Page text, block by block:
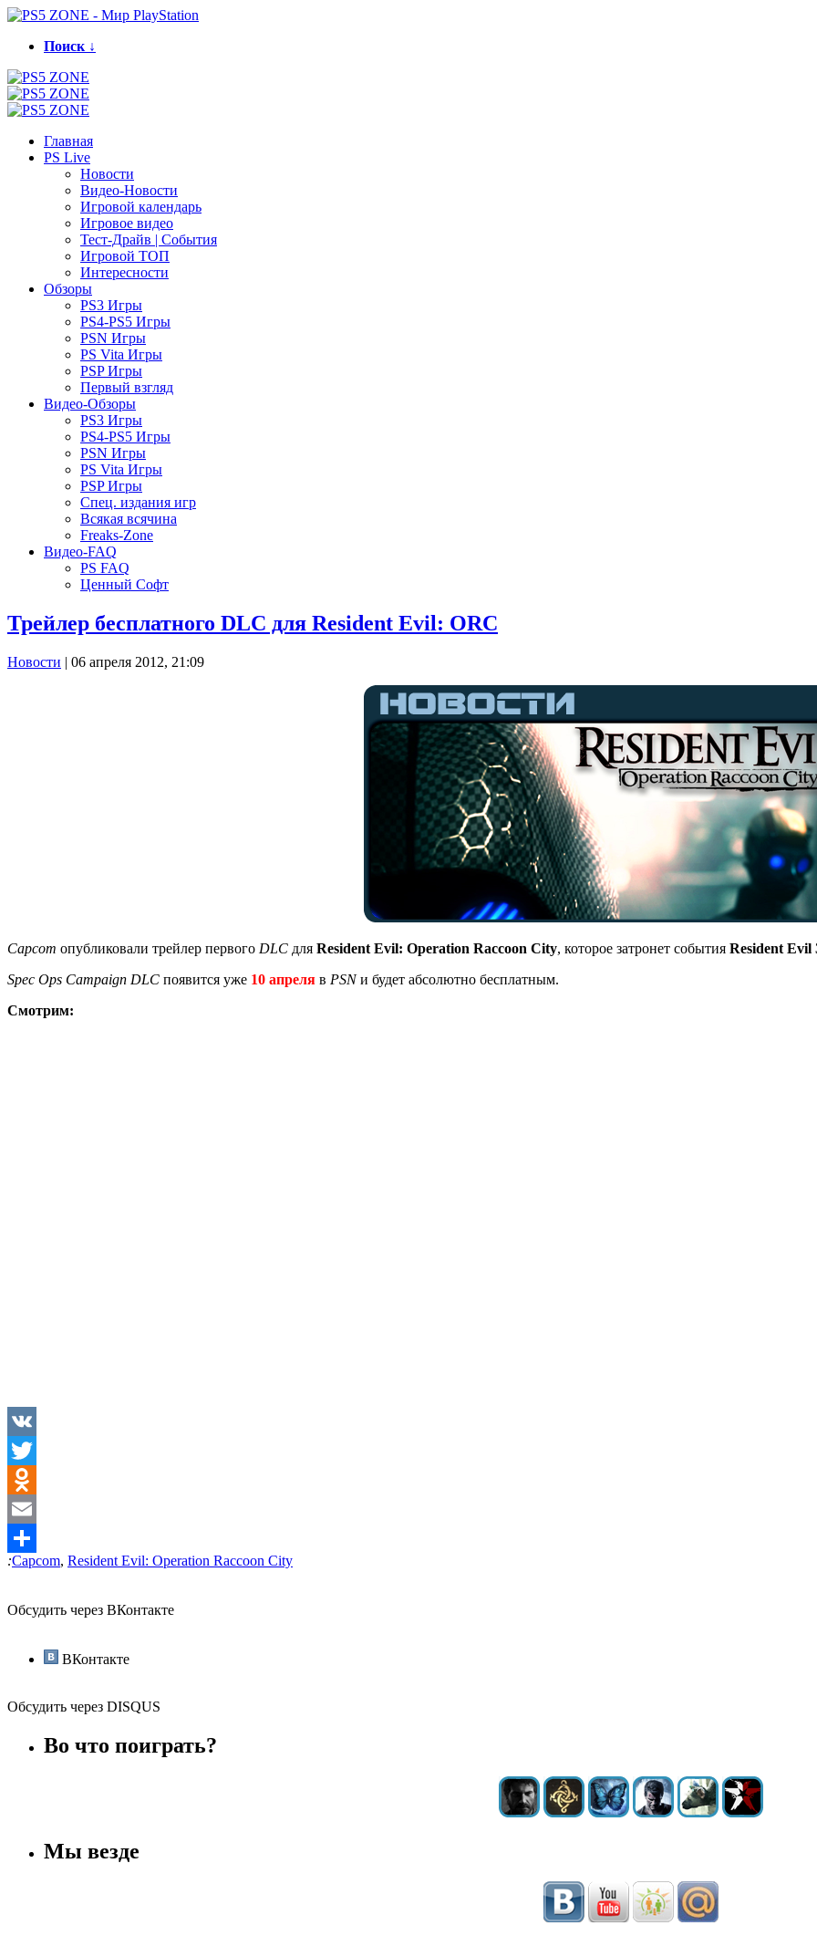
Поиск ↓
Главная
PS Live
Новости
Видео-Новости
Игровой календарь
Игровое видео
Тест-Драйв | События
Игровой ТОП
Интересности
Обзоры
PS3 Игры
PS4-PS5 Игры
PSN Игры
PS Vita Игры
PSP Игры
Первый взгляд
Видео-Обзоры
PS3 Игры
PS4-PS5 Игры
PSN Игры
PS Vita Игры
PSP Игры
Спец. издания игр
Всякая всячина
Freaks-Zone
Видео-FAQ
PS FAQ
Ценный Софт
Трейлер бесплатного DLC для Resident Evil: ORC
Новости | 06 апреля 2012, 21:09
Capcom опубликовали трейлер первого DLC для Resident Evil: Operation Raccoon City, которое затронет события Resident Evil
Spec Ops Campaign DLC появится уже 10 апреля в PSNи будет абсолютно бесплатным.
Смотрим:
VK
Twitter
Odnoklassniki
Email
Отправить
:Capcom, Resident Evil: Operation Raccoon City
Обсудить через ВКонтакте
ВКонтакте
Обсудить через DISQUS
Во что поиграть?
Мы везде